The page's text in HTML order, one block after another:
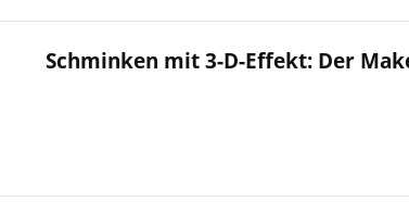
Schminken mit 3-D-Effekt: Der